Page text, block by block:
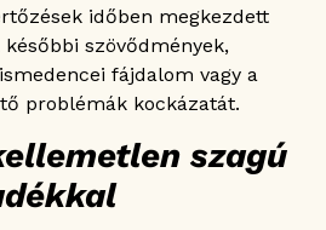
időben megkezdett
szövődmények,
fájdalom vagy a
problémák kockázatát.
szagú